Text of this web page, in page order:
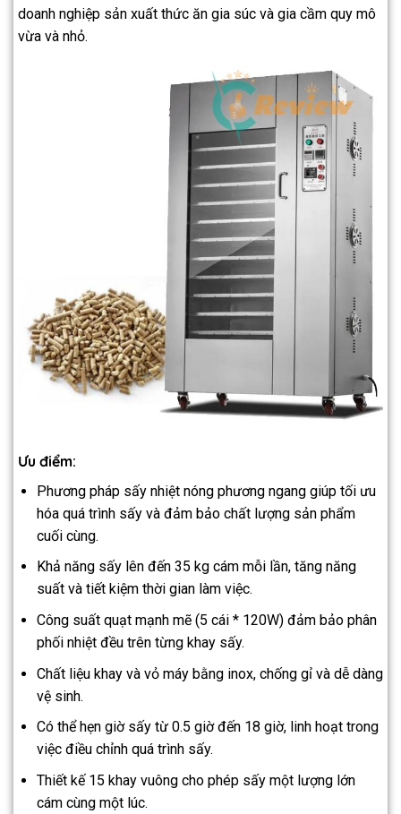
doanh nghiệp sản xuất thức ăn gia súc và gia cầm quy mô
vừa và nhỏ.
Ưu điểm:
Phương pháp sấy nhiệt nóng phương ngang giúp tối ưu
hóa quá trình sấy và đảm bảo chất lượng sản phẩm
cuối cùng.
Khả năng sấy lên đến 35 kg cám mỗi lần, tăng năng
suất và tiết kiệm thời gian làm việc.
Công suất quạt mạnh mẽ (5 cái * 120W) đảm bảo phân
phối nhiệt đều trên từng khay sấy.
Chất liệu khay và vỏ máy bằng inox, chống gỉ và dễ dàng
vệ sinh.
Có thể hẹn giờ sấy từ 0.5 giờ đến 18 giờ, linh hoạt trong
việc điều chỉnh quá trình sấy.
Thiết kế 15 khay vuông cho phép sấy một lượng lớn
cám cùng một lúc.